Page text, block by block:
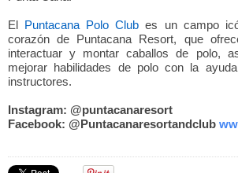
El Puntacana Polo Club es un campo
corazón de Puntacana Resort, que
interactuar y montar caballos de polo,
mejorar habilidades de polo con la
instructores.
Instagram: @puntacanaresort
Facebook: @Puntacanaresortandclub